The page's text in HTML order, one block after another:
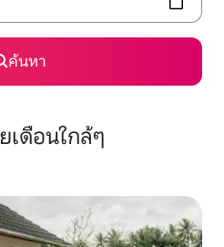
ค้นหา
เดือนใกล้ๆ